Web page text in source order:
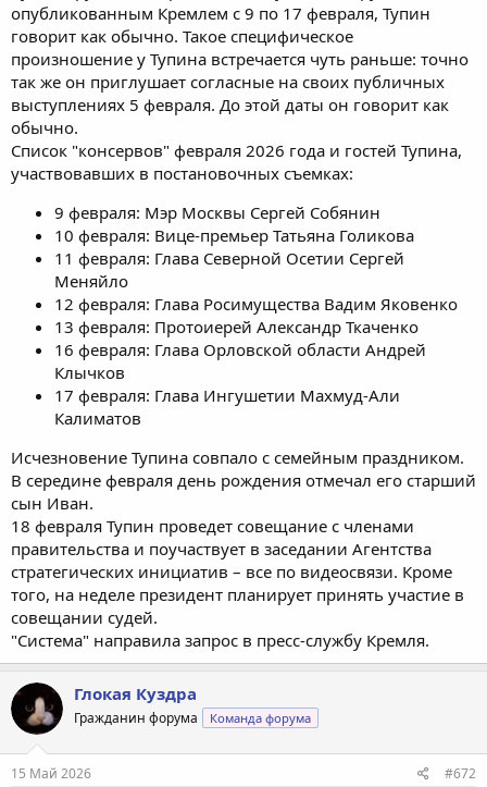
опубликованным Кремлем с 9 по 17 февраля, Тупин
говорит как обычно. Такое специфическое
произношение у Тупина встречается чуть раньше: точно
так же он приглушает согласные на своих публичных
выступлениях 5 февраля. До этой даты он говорит как
обычно.
Список "консервов" февраля 2026 года и гостей Тупина,
участвовавших в постановочных съемках:
9 февраля: Мэр Москвы Сергей Собянин
10 февраля: Вице-премьер Татьяна Голикова
11 февраля: Глава Северной Осетии Сергей
Меняйло
12 февраля: Глава Росимущества Вадим Яковенко
13 февраля: Протоиерей Александр Ткаченко
16 февраля: Глава Орловской области Андрей
Клычков
17 февраля: Глава Ингушетии Махмуд-Али
Калиматов
Исчезновение Тупина совпало с семейным праздником.
В середине февраля день рождения отмечал его старший
сын Иван.
18 февраля Тупин проведет совещание с членами
правительства и поучаствует в заседании Агентства
стратегических инициатив – все по видеосвязи. Кроме
того, на неделе президент планирует принять участие в
совещании судей.
"Система" направила запрос в пресс-службу Кремля.
Глокая Куздра
Гражданин форума Команда форума
15 Май 2026 #672